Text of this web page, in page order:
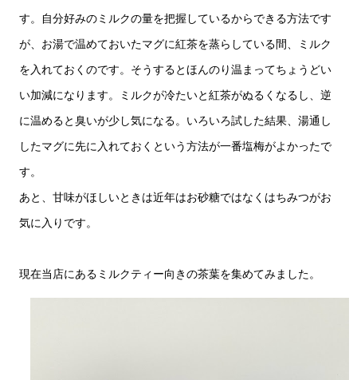
す。自分好みのミルクの量を把握しているからできる方法です
が、お湯で温めておいたマグに紅茶を蒸らしている間、ミルク
を入れておくのです。そうするとほんのり温まってちょうどい
い加減になります。ミルクが冷たいと紅茶がぬるくなるし、逆
に温めると臭いが少し気になる。いろいろ試した結果、湯通し
したマグに先に入れておくという方法が一番塩梅がよかったで
す。
あと、甘味がほしいときは近年はお砂糖ではなくはちみつがお
気に入りです。
現在当店にあるミルクティー向きの茶葉を集めてみました。